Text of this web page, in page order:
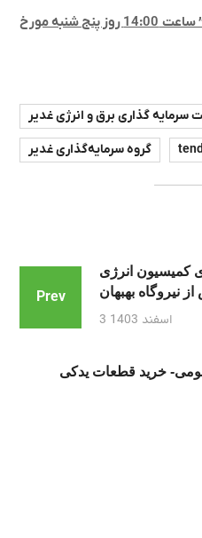
” ساعت 14:00 روز پنج شنبه مورخ
سرمایه گذاری برق و انرژی غدیر
گروه سرمایه‌گذاری غدیر
Prev
کمیسیون انرژی
نیروگاه بهبهان
3 اسفند 1403
خرید قطعات یدکی